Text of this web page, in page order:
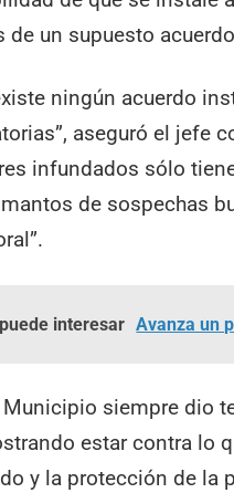
de un supuesto
ningún acuerdo
aseguró el jefe
infundados sólo
de sospechas
interesar Avanza un
Municipio siempre dio
estar contra lo
y la protección de la